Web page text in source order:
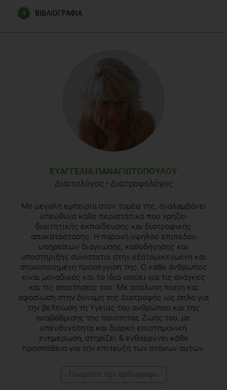
ΒΙΒΛΙΟΓΡΑΦΙΑ
Phytochemical and bioactive profile of Coriandrum sativum
L. Food Chem 2019 Jul 15;286:260-267
Elmas L, Secme M, Mammadov R, Fahrioglu U, Dodurga Y.
The determination of the potential anticancer effects of
Coriandrum sativum in PC-3 and LNCaP prostate cancer cell
lines. J Cell Biochem 2019 Mar;120(3):3506-3513
Dhyani N, Parveen A, Siddiqi A, Hussain ME, Fahim M.
Cardioprotective efficacy of Coriandrum sativum L. seed
extract in heart failure rats through modulation of endothelin
receptors and antioxidant potential. J Diet Suppl 2018 Oct
9:1-14
ΕΥΑΓΓΕΛΊΑ ΠΑΝΑΓΙΩΤΟΠΟΎΛΟΥ
Διαιτολόγος - Διατροφολόγος
Με μεγάλη εμπειρία στον τομέα της, αναλαμβάνει
υπεύθυνα κάθε περιστατικό που χρήζει
διαιτητικής εκπαίδευσης και διατροφικής
αποκατάστασης. Η παροχή υψηλού επιπέδου
υπηρεσιών διάγνωσης, καθοδήγησης και
υποστήριξης συνίσταται στην εξατομικευμένη και
στοχοποιημένη προσέγγιση της. Ο κάθε άνθρωπος
είναι μοναδικός και το ίδιο ισχύει για τις ανάγκες
και τις απαιτήσεις του. Με απόλυτη πίστη και
αφοσίωση στην δύναμη της Διατροφής ως όπλο για
την βελτίωση τη Υγείας του ανθρώπου και της
αναβάθμισης της ποιότητας Ζωής του, με
υπευθυνότητα και διαρκή επιστημονική
ενημέρωση, στηρίζει & ενθαρρύνει κάθε
προσπάθεια για την επίτευξη των στόχων αυτών.
Γνωρίστε την αρθογράφο